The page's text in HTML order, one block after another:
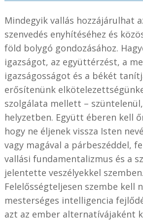
Mindegyik vallás hozzájárulhat
szenvedés enyhítéséhez és
föld bolygó gondozásához.
igazságot, az együttérzést, a
igazságosságot és a békét
erősítenünk
szolgálata mellett –
helyzetben. Együtt éberen kell
hogy ne éljenek vissza Isten
vagy magával a párbeszéddel,
vallási fundamentalizmus és a
jelentette veszélyekkel szemben.
Felelősségteljesen szembe kell
mesterséges intelligencia
azt az ember alternatívájaként